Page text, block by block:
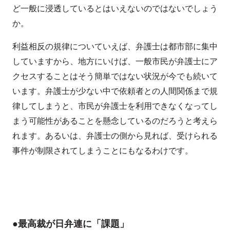
ど一般に浸透しているとはいえないのではないでしょう
か。
利益相反の規律についていえば、弁護士は都市部に集中
していますから、地方にいけば、一般市民が弁護士にア
クセスすることはそう簡単ではない状況が今でも続いて
います。弁護士が少ない中で依頼者との人間関係まで規
律してしまうと、市民が弁護士を利用できなくなってし
まう可能性があることを懸念しているのだろうと考えら
れます。あるいは、弁護士の側から見れば、受けられる
事件が制限されてしまうことにもなるわけです。
●最高裁が日弁連に「課題」